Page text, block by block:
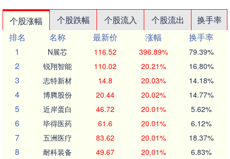
个股涨幅 个股跌幅 个股流入 个股流出
换手率
排名
名称 最新价 涨幅
换手率
1
N展芯 116.52 396.89% 79.39%
2 锐翔智能 110.02 20.21% 16.80%
3 志特新材 14.8 20.03% 14.18%
4 博腾股份 20.44 20.02% 14.77%
5 近岸蛋白 46.72 20.01% 5.62%
6 毕得医药 61.6 20.01% 6.12%
7 五洲医疗 83.62 20.01% 18.37%
8 耐科装备 49.67 20.01% 6.83%